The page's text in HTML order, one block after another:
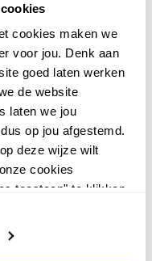
cookies maken we
voor jou. Denk aan
goed laten werken
de website
laten we jou
op jou afgestemd.
deze wijze wilt
cookies
toestaan" te klikken.